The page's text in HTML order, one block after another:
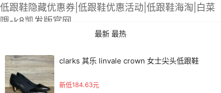
低跟鞋隐藏优惠券|低跟鞋优惠活动|低跟鞋海淘|白菜
哦-k8凯发版官网
最新 最热
clarks 其乐 linvale crown 女士尖头低跟鞋
新低184.63元